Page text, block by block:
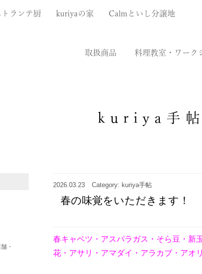
トランテ厨 kuriyaの家 Calmといし分譲地
取扱商品 料理教室・ワーク
kuriya手帖
2026.03.23 Category: kuriya手帖
春の味覚をいただきます！
春キャベツ・アスパラガス・そら豆・新
花・アサリ・アマダイ・アラカブ・アオ
・